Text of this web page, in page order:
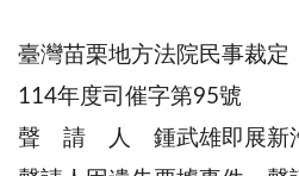
臺灣苗栗地方法院民事裁定
114年度司催字第95號
聲 請 人 鍾武雄即展新